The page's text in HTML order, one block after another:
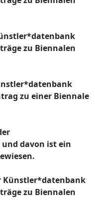
zu Biennalen
zu einer Biennale
davon ist ein
Künstler*datenbank
zu Biennalen